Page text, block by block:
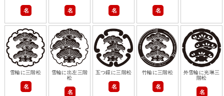
名 名 名 名
雪輪に三階松
名
雪輪に出左三階
松
名
五つ鐶に三階松
名
竹輪に三階松
名
外雪輪に光琳三
階松
名